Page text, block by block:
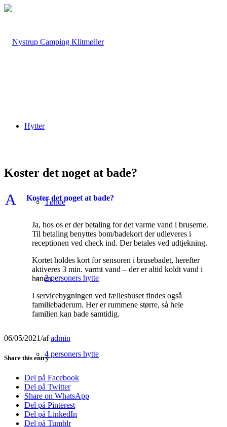
Hytter
Tønde
2 personers hytte
4 personers hytte
Koster det noget at bade?
A Koster det noget at bade?
Ja, hos os er der betaling for det varme vand i bruserne.
Til betaling benyttes bom/badekort der udleveres i
receptionen ved check ind. Der betales ved udtjekning.
Kortet holdes kort for sensoren i brusebadet, herefter
aktiveres 3 min. varmt vand – der er altid koldt vand i
hanen.
I servicebygningen ved fælleshuset findes også
familiebaderum. Her er rummene større, så hele
familien kan bade samtidig.
06/05/2021/afadmin
Share this entry
Del på Facebook
Del på Twitter
Share on WhatsApp
Del på Pinterest
Del på LinkedIn
Del på Tumblr